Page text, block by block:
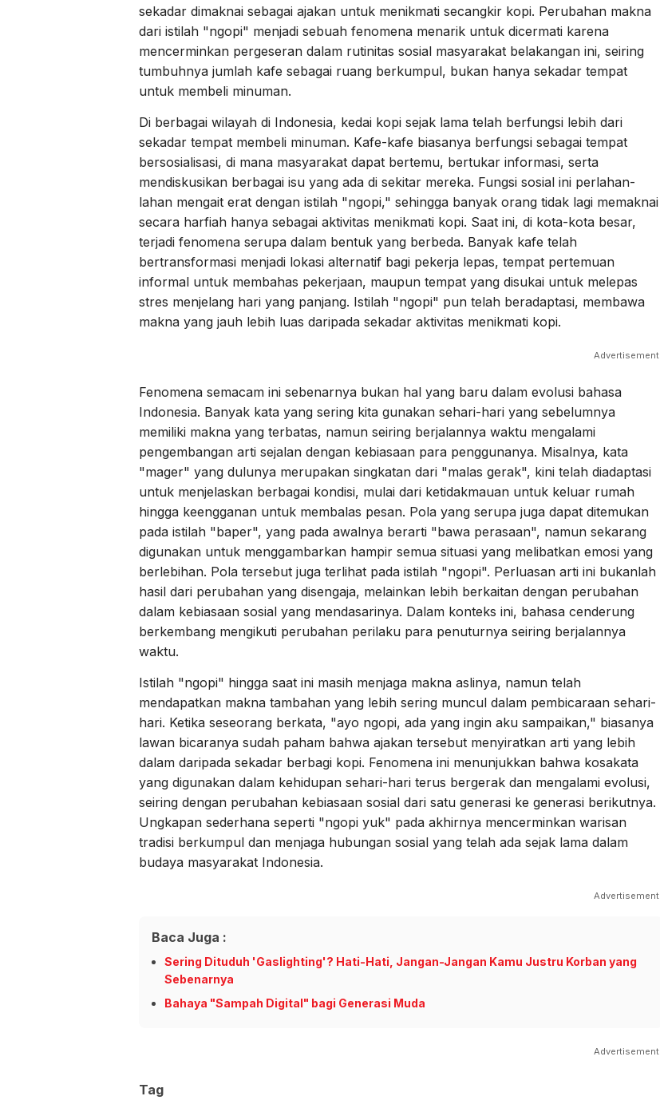
sekadar dimaknai sebagai ajakan untuk menikmati secangkir kopi. Perubahan makna
dari istilah "ngopi" menjadi sebuah fenomena menarik untuk dicermati karena
mencerminkan pergeseran dalam rutinitas sosial masyarakat belakangan ini, seiring
tumbuhnya jumlah kafe sebagai ruang berkumpul, bukan hanya sekadar tempat
untuk membeli minuman.
Di berbagai wilayah di Indonesia, kedai kopi sejak lama telah berfungsi lebih dari
sekadar tempat membeli minuman. Kafe-kafe biasanya berfungsi sebagai tempat
bersosialisasi, di mana masyarakat dapat bertemu, bertukar informasi, serta
mendiskusikan berbagai isu yang ada di sekitar mereka. Fungsi sosial ini perlahan-
lahan mengait erat dengan istilah "ngopi," sehingga banyak orang tidak lagi memaknai
secara harfiah hanya sebagai aktivitas menikmati kopi. Saat ini, di kota-kota besar,
terjadi fenomena serupa dalam bentuk yang berbeda. Banyak kafe telah
bertransformasi menjadi lokasi alternatif bagi pekerja lepas, tempat pertemuan
informal untuk membahas pekerjaan, maupun tempat yang disukai untuk melepas
stres menjelang hari yang panjang. Istilah "ngopi" pun telah beradaptasi, membawa
makna yang jauh lebih luas daripada sekadar aktivitas menikmati kopi.
Advertisement
Fenomena semacam ini sebenarnya bukan hal yang baru dalam evolusi bahasa
Indonesia. Banyak kata yang sering kita gunakan sehari-hari yang sebelumnya
memiliki makna yang terbatas, namun seiring berjalannya waktu mengalami
pengembangan arti sejalan dengan kebiasaan para penggunanya. Misalnya, kata
"mager" yang dulunya merupakan singkatan dari "malas gerak", kini telah diadaptasi
untuk menjelaskan berbagai kondisi, mulai dari ketidakmauan untuk keluar rumah
hingga keengganan untuk membalas pesan. Pola yang serupa juga dapat ditemukan
pada istilah "baper", yang pada awalnya berarti "bawa perasaan", namun sekarang
digunakan untuk menggambarkan hampir semua situasi yang melibatkan emosi yang
berlebihan. Pola tersebut juga terlihat pada istilah "ngopi". Perluasan arti ini bukanlah
hasil dari perubahan yang disengaja, melainkan lebih berkaitan dengan perubahan
dalam kebiasaan sosial yang mendasarinya. Dalam konteks ini, bahasa cenderung
berkembang mengikuti perubahan perilaku para penuturnya seiring berjalannya
waktu.
Istilah "ngopi" hingga saat ini masih menjaga makna aslinya, namun telah
mendapatkan makna tambahan yang lebih sering muncul dalam pembicaraan sehari-
hari. Ketika seseorang berkata, "ayo ngopi, ada yang ingin aku sampaikan," biasanya
lawan bicaranya sudah paham bahwa ajakan tersebut menyiratkan arti yang lebih
dalam daripada sekadar berbagi kopi. Fenomena ini menunjukkan bahwa kosakata
yang digunakan dalam kehidupan sehari-hari terus bergerak dan mengalami evolusi,
seiring dengan perubahan kebiasaan sosial dari satu generasi ke generasi berikutnya.
Ungkapan sederhana seperti "ngopi yuk" pada akhirnya mencerminkan warisan
tradisi berkumpul dan menjaga hubungan sosial yang telah ada sejak lama dalam
budaya masyarakat Indonesia.
Advertisement
Baca Juga :
Sering Dituduh 'Gaslighting'? Hati-Hati, Jangan-Jangan Kamu Justru Korban yang
Sebenarnya
Bahaya "Sampah Digital" bagi Generasi Muda
Advertisement
Tag